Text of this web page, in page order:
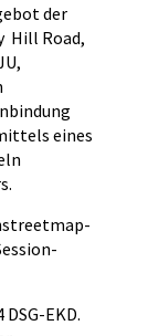
der
Hill Road,
eines
EKD.